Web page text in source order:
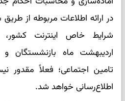
در ارائه اطلاعات مربوطه از
شرایط خاص اینترنت
اردیبهشت ماه بازنشستگان و
تامین اجتماعی؛ فعلاً مقدور
اطلاع‌رسانی خواهد شد.